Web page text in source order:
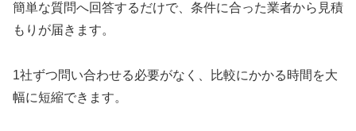
簡単な質問へ回答するだけで、条件に合った業者から見積
もりが届きます。
1社ずつ問い合わせる必要がなく、比較にかかる時間を大
幅に短縮できます。